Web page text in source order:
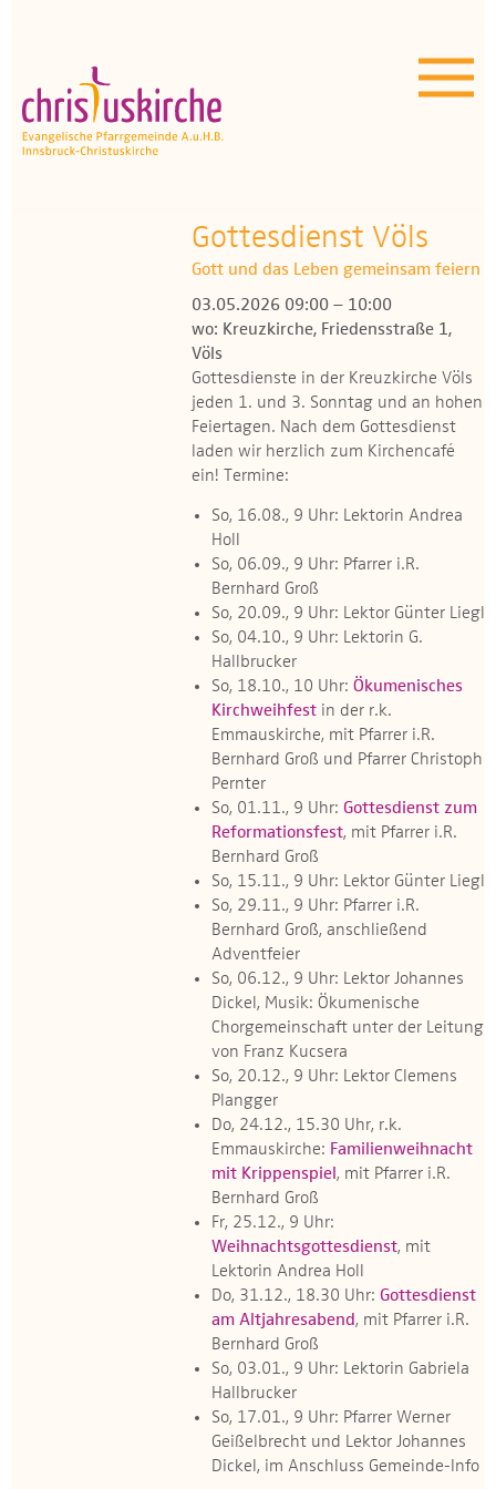
Unser Angebot
OEZ
Wissenswertes
Medien
Kontakt
Gottesdienst Völs
Gott und das Leben gemeinsam feiern
03.05.2026 09:00 – 10:00
wo: Kreuzkirche, Friedensstraße 1,
Völs
Gottesdienste in der Kreuzkirche Völs
jeden 1. und 3. Sonntag und an hohen
Feiertagen. Nach dem Gottesdienst
laden wir herzlich zum Kirchencafé
ein! Termine:
So, 16.08., 9 Uhr: Lektorin Andrea
Holl
So, 06.09., 9 Uhr: Pfarrer i.R.
Bernhard Groß
So, 20.09., 9 Uhr: Lektor Günter Liegl
So, 04.10., 9 Uhr: Lektorin G.
Hallbrucker
So, 18.10., 10 Uhr: Ökumenisches
Kirchweihfest in der r.k.
Emmauskirche, mit Pfarrer i.R.
Bernhard Groß und Pfarrer Christoph
Pernter
So, 01.11., 9 Uhr: Gottesdienst zum
Reformationsfest, mit Pfarrer i.R.
Bernhard Groß
So, 15.11., 9 Uhr: Lektor Günter Liegl
So, 29.11., 9 Uhr: Pfarrer i.R.
Bernhard Groß, anschließend
Adventfeier
So, 06.12., 9 Uhr: Lektor Johannes
Dickel, Musik: Ökumenische
Chorgemeinschaft unter der Leitung
von Franz Kucsera
So, 20.12., 9 Uhr: Lektor Clemens
Plangger
Do, 24.12., 15.30 Uhr, r.k.
Emmauskirche: Familienweihnacht
mit Krippenspiel , mit Pfarrer i.R.
Bernhard Groß
Fr, 25.12., 9 Uhr:
Weihnachtsgottesdienst, mit
Lektorin Andrea Holl
Do, 31.12., 18.30 Uhr: Gottesdienst
am Altjahresabend, mit Pfarrer i.R.
Bernhard Groß
So, 03.01., 9 Uhr: Lektorin Gabriela
Hallbrucker
So, 17.01., 9 Uhr: Pfarrer Werner
Geißelbrecht und Lektor Johannes
Dickel, im Anschluss Gemeinde-Info